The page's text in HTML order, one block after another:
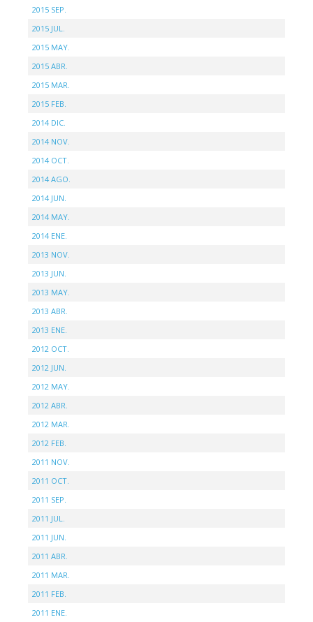
2015 SEP.
2015 JUL.
2015 MAY.
2015 ABR.
2015 MAR.
2015 FEB.
2014 DIC.
2014 NOV.
2014 OCT.
2014 AGO.
2014 JUN.
2014 MAY.
2014 ENE.
2013 NOV.
2013 JUN.
2013 MAY.
2013 ABR.
2013 ENE.
2012 OCT.
2012 JUN.
2012 MAY.
2012 ABR.
2012 MAR.
2012 FEB.
2011 NOV.
2011 OCT.
2011 SEP.
2011 JUL.
2011 JUN.
2011 ABR.
2011 MAR.
2011 FEB.
2011 ENE.